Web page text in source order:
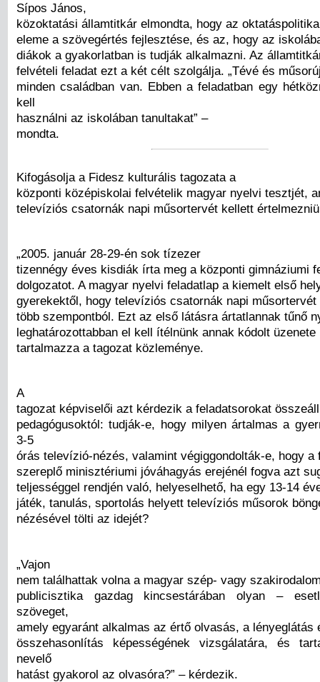
Sípos János,
közoktatási államtitkár elmondta, hogy az
eleme a szövegértés fejlesztése, és az, hogy az
diákok a gyakorlatban is tudják alkalmazni. Az
felvételi feladat ezt a két célt szolgálja. „Tévé és
minden családban van. Ebben a feladatban egy
kell
használni az iskolában tanultakat” –
mondta.
Kifogásolja a Fidesz kulturális tagozata a
központi középiskolai felvételik magyar nyelvi tesztjét,
televíziós csatornák napi műsortervét kellett
„2005. január 28-29-én sok tízezer
tizennégy éves kisdiák írta meg a központi gimnáziumi
dolgozatot. A magyar nyelvi feladatlap a kiemelt első
gyerekektől, hogy televíziós csatornák napi
több szempontból. Ezt az első látásra ártatlannak tűnő
leghatározottabban el kell ítélnünk annak kódolt üzenete
tartalmazza a tagozat közleménye.
A
tagozat képviselői azt kérdezik a feladatsorokat
pedagógusoktól: tudják-e, hogy milyen ártalmas a
3-5
órás televízió-nézés, valamint végiggondolták-e, hogy a
szereplő minisztériumi jóváhagyás erejénél fogva azt
teljességgel rendjén való, helyeselhető, ha egy 13-14
játék, tanulás, sportolás helyett televíziós műsorok
nézésével tölti az idejét?
„Vajon
nem találhattak volna a magyar szép- vagy
publicisztika gazdag kincsestárában olyan –
szöveget,
amely egyaránt alkalmas az értő olvasás, a lényeglátás
összehasonlítás képességének vizsgálatára, és
nevelő
hatást gyakorol az olvasóra?” – kérdezik.